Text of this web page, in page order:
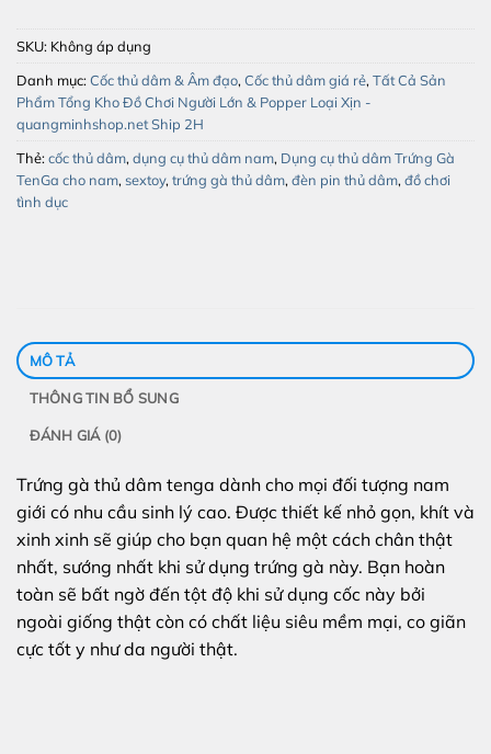
SKU: Không áp dụng
Danh mục: Cốc thủ dâm & Âm đạo, Cốc thủ dâm giá rẻ, Tất Cả Sản
Phẩm Tổng Kho Đồ Chơi Người Lớn & Popper Loại Xịn -
quangminhshop.net Ship 2H
Thẻ: cốc thủ dâm, dụng cụ thủ dâm nam, Dụng cụ thủ dâm Trứng Gà
TenGa cho nam, sextoy, trứng gà thủ dâm, đèn pin thủ dâm, đồ chơi
tình dục
MÔ TẢ
THÔNG TIN BỔ SUNG
ĐÁNH GIÁ (0)
Trứng gà thủ dâm tenga dành cho mọi đối tượng nam
giới có nhu cầu sinh lý cao. Được thiết kế nhỏ gọn, khít và
xinh xinh sẽ giúp cho bạn quan hệ một cách chân thật
nhất, sướng nhất khi sử dụng trứng gà này. Bạn hoàn
toàn sẽ bất ngờ đến tột độ khi sử dụng cốc này bởi
ngoài giống thật còn có chất liệu siêu mềm mại, co giãn
cực tốt y như da người thật.